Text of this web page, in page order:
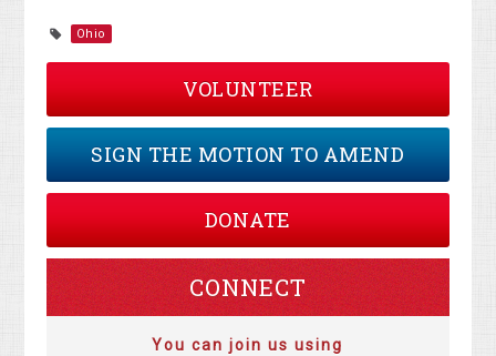
Ohio
VOLUNTEER
SIGN THE MOTION TO AMEND
DONATE
CONNECT
You can join us using